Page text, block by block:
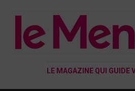
LE MAGAZINE QUI GUIDE